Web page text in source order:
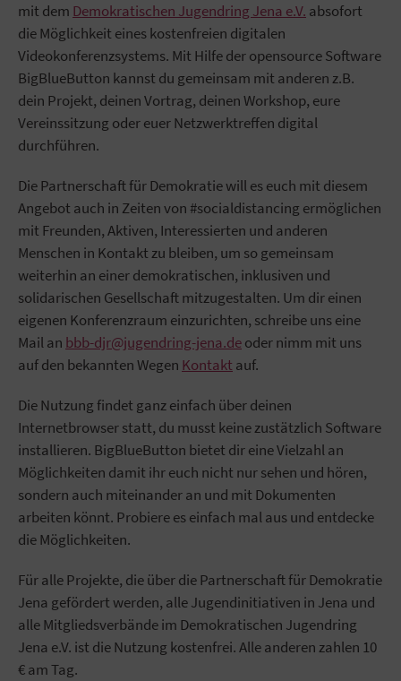
mit dem Demokratischen Jugendring Jena e.V. absofort
die Möglichkeit eines kostenfreien digitalen
Videokonferenzsystems. Mit Hilfe der opensource Software
BigBlueButton kannst du gemeinsam mit anderen z.B.
dein Projekt, deinen Vortrag, deinen Workshop, eure
Vereinssitzung oder euer Netzwerktreffen digital
durchführen.
Die Partnerschaft für Demokratie will es euch mit diesem
Angebot auch in Zeiten von #socialdistancing ermöglichen
mit Freunden, Aktiven, Interessierten und anderen
Menschen in Kontakt zu bleiben, um so gemeinsam
weiterhin an einer demokratischen, inklusiven und
solidarischen Gesellschaft mitzugestalten. Um dir einen
eigenen Konferenzraum einzurichten, schreibe uns eine
Mail an bbb-djr@jugendring-jena.deoder nimm mit uns
auf den bekannten Wegen Kontakt auf.
Die Nutzung findet ganz einfach über deinen
Internetbrowser statt, du musst keine zustätzlich Software
installieren. BigBlueButton bietet dir eine Vielzahl an
Möglichkeiten damit ihr euch nicht nur sehen und hören,
sondern auch miteinander an und mit Dokumenten
arbeiten könnt. Probiere es einfach mal aus und entdecke
die Möglichkeiten.
Für alle Projekte, die über die Partnerschaft für Demokratie
Jena gefördert werden, alle Jugendinitiativen in Jena und
alle Mitgliedsverbände im Demokratischen Jugendring
Jena e.V. ist die Nutzung kostenfrei. Alle anderen zahlen 10
€ am Tag.